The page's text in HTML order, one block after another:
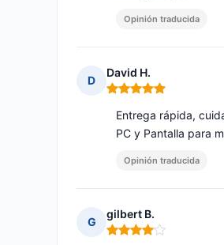
Opinión traducida
D
David H.
Nota: 5 de 5
Entrega rápida,
PC y Pantalla para
Opinión traducida
G
gilbert B.
Nota: 4 de 5